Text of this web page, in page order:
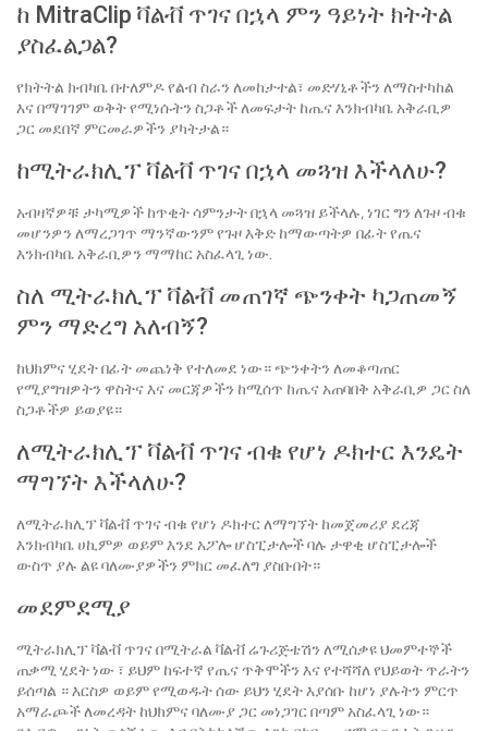
ከ MitraClip ቫልቭ ጥገና በኋላ ምን ዓይነት ክትትል
ያስፈልጋል?
የክትትል ክብካቤ በተለምዶ የልብ ስራን ለመከታተል፣ መድሃኒቶችን ለማስተካከል
እና በማገገም ወቅት የሚነሱትን ስጋቶች ለመፍታት ከጤና እንክብካቤ አቅራቢዎ
ጋር መደበኛ ምርመራዎችን ያካትታል።
ከሚትራክሊፕ ቫልቭ ጥገና በኋላ መጓዝ እችላለሁ?
አብዛኛዎቹ ታካሚዎች ከጥቂት ሳምንታት በኋላ መጓዝ ይችላሉ, ነገር ግን ለጉዞ ብቁ
መሆንዎን ለማረጋገጥ ማንኛውንም የጉዞ እቅድ ከማውጣትዎ በፊት የጤና
እንክብካቤ አቅራቢዎን ማማከር አስፈላጊ ነው.
ስለ ሚትራክሊፕ ቫልቭ መጠገኛ ጭንቀት ካጋጠመኝ
ምን ማድረግ አለብኝ?
ከህክምና ሂደት በፊት መጨነቅ የተለመደ ነው። ጭንቀትን ለመቆጣጠር
የሚያግዝዎትን ዋስትና እና መርጃዎችን ከሚሰጥ ከጤና አጠባበቅ አቅራቢዎ ጋር ስለ
ስጋቶችዎ ይወያዩ።
ለሚትራክሊፕ ቫልቭ ጥገና ብቁ የሆነ ዶክተር እንዴት
ማግኘት እችላለሁ?
ለሚትራክሊፕ ቫልቭ ጥገና ብቁ የሆነ ዶክተር ለማግኘት ከመጀመሪያ ደረጃ
እንክብካቤ ሀኪምዎ ወይም እንደ አፖሎ ሆስፒታሎች ባሉ ታዋቂ ሆስፒታሎች
ውስጥ ያሉ ልዩ ባለሙያዎችን ምክር መፈለግ ያስቡበት።
መደምደሚያ
ሚትራክሊፕ ቫልቭ ጥገና በሚትራል ቫልቭ ሬጉሪጅቴሽን ለሚሰቃዩ ህመምተኞች
ጠቃሚ ሂደት ነው ፣ ይህም ከፍተኛ የጤና ጥቅሞችን እና የተሻሻለ የህይወት ጥራትን
ይሰጣል ። እርስዎ ወይም የሚወዱት ሰው ይህን ሂደት እያሰቡ ከሆነ ያሉትን ምርጥ
አማራጮች ለመረዳት ከህክምና ባለሙያ ጋር መነጋገር በጣም አስፈላጊ ነው።